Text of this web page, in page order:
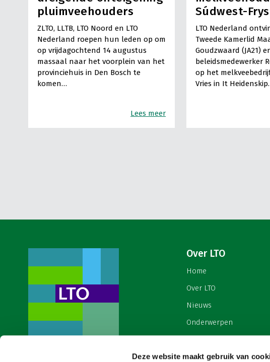
Deze website maakt gebruik van
pluimveehouders
ZLTO, LLTB, LTO Noord en LTO
Nederland roepen hun leden op om
op vrijdagochtend 14 augustus
massaal naar het voorplein van het
provinciehuis in Den Bosch te
komen…
Lees meer
Súdwest-
LTO Nederland
Tweede Kamerlid
Goudzwaard (JA21)
beleidsmedewerker
op het
Vries in It Heidenskip.
Over LTO
Home
Over LTO
Nieuws
Onderwerpen
Contact